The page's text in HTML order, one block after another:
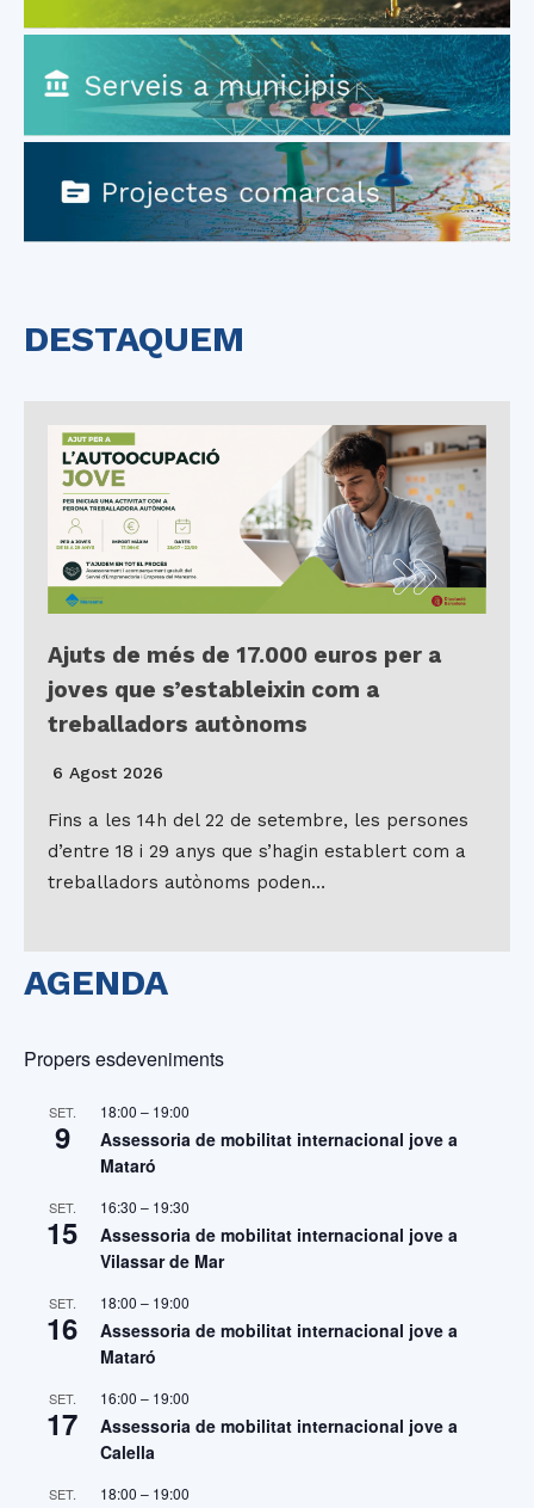
DESTAQUEM
Ajuts de més de 17.000 euros per a
joves que s’estableixin com a
treballadors autònoms
6 Agost 2026
Fins a les 14h del 22 de setembre, les persones
d’entre 18 i 29 anys que s’hagin establert com a
treballadors autònoms poden…
AGENDA
Propers esdeveniments
SET.
9
18:00 – 19:00
Assessoria de mobilitat internacional jove a
Mataró
SET.
15
16:30 – 19:30
Assessoria de mobilitat internacional jove a
Vilassar de Mar
SET.
16
18:00 – 19:00
Assessoria de mobilitat internacional jove a
Mataró
SET.
17
16:00 – 19:00
Assessoria de mobilitat internacional jove a
Calella
SET. 18:00 – 19:00